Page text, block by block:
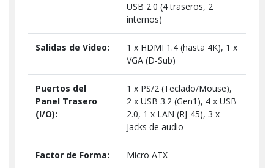
USB 2.0 (4 traseros, 2
internos)
Salidas de Video:
1 x HDMI 1.4 (hasta 4K), 1 x
VGA (D-Sub)
Puertos del
Panel Trasero
(I/O):
1 x PS/2 (Teclado/Mouse),
2 x USB 3.2 (Gen1), 4 x USB
2.0, 1 x LAN (RJ-45), 3 x
Jacks de audio
Factor de Forma: Micro ATX